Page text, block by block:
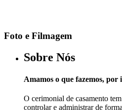
Foto e Filmagem
Sobre Nós
Amamos o que fazemos, por
O cerimonial de casamento
controlar e administrar de